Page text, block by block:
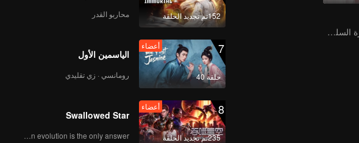
صبي عبقري كرة السلة تحول فجأة إلى فتاة ووجد حبها الحقيقي
152تم تجديد الحلقة محاربو القدر
7
حلقة 40
أعضاء
الياسمين الأول
رومانسي · زي تقليدي
8
235تم تجديد الحلقة
أعضاء
Swallowed Star
Human evolution is the only answer.